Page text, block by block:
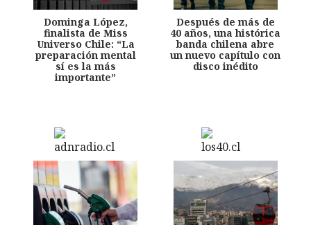
Dominga López,
finalista de Miss
Universo Chile: “La
preparación mental
sí es la más
importante”
Después de más de
40 años, una histórica
banda chilena abre
un nuevo capítulo con
disco inédito